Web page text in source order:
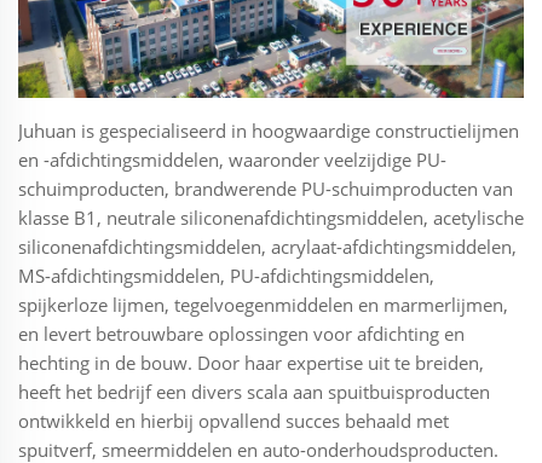
Juhuan is gespecialiseerd in hoogwaardige constructielijmen
en -afdichtingsmiddelen, waaronder veelzijdige PU-
schuimproducten, brandwerende PU-schuimproducten van
klasse B1, neutrale siliconenafdichtingsmiddelen, acetylische
siliconenafdichtingsmiddelen, acrylaat-afdichtingsmiddelen,
MS-afdichtingsmiddelen, PU-afdichtingsmiddelen,
spijkerloze lijmen, tegelvoegenmiddelen en marmerlijmen,
en levert betrouwbare oplossingen voor afdichting en
hechting in de bouw. Door haar expertise uit te breiden,
heeft het bedrijf een divers scala aan spuitbuisproducten
ontwikkeld en hierbij opvallend succes behaald met
spuitverf, smeermiddelen en auto-onderhoudsproducten.